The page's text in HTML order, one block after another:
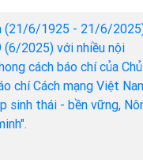
(21/6/1925 - 21/6/
(6/2025) với nhiều nội
cách báo chí của Chủ
chí Cách mạng Việt
sinh thái - bền vững,